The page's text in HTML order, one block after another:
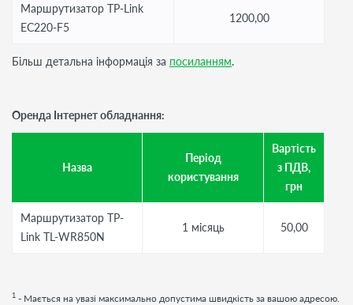
Маршрутизатор TP-Link
EC220-F5
1200,00
Більш детальна інформація за посиланням.
Оренда Інтернет обладнання:
Назва
Період
користування
Вартість
з ПДВ,
грн
Маршрутизатор TP-
Link TL-WR850N
1 місяць 50,00
1 - Мається на увазі максимально допустима швидкість за вашою адресою.